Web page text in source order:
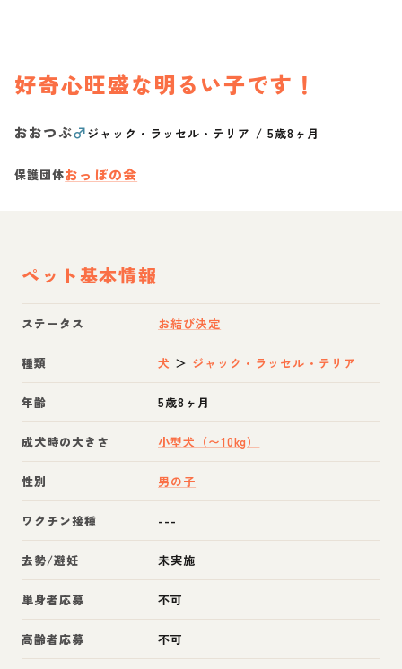
好奇心旺盛な明るい子です！
おおつぶ♂ジャック・ラッセル・テリア / 5歳8ヶ月
保護団体おっぽの会
ペット基本情報
ステータス お結び決定
種類 犬 ＞ ジャック・ラッセル・テリア
年齢 5歳8ヶ月
成犬時の大きさ 小型犬（〜10kg）
性別 男の子
ワクチン接種 ---
去勢/避妊 未実施
単身者応募 不可
高齢者応募 不可